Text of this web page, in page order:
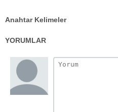
Anahtar Kelimeler
YORUMLAR